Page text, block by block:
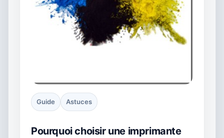
Guide Astuces
Pourquoi choisir une imprimante